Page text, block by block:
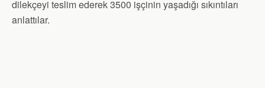
dilekçeyi teslim ederek 3500 işçinin yaşadığı sıkıntıları
anlattılar.